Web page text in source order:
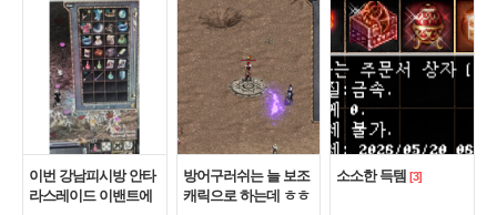
이번 강남피시방 안타
라스레이드 이밴트에
방어구러쉬는 늘 보조
캐릭으로 하는데 ㅎㅎ
소소한 득템 [3]